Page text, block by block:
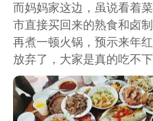
而妈妈家这边，虽说看着
市直接买回来的熟食和卤
再煮一顿火锅，预示来年
放弃了，大家是真的吃不下